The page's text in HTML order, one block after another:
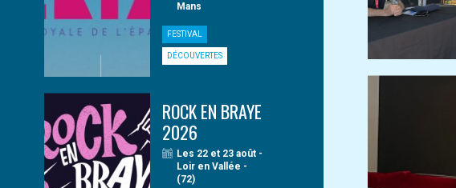
Mans
FESTIVAL
DÉCOUVERTES
ROCK EN BRAYE
2026
Les 22 et 23 août -
Loir en Vallée -
(72)